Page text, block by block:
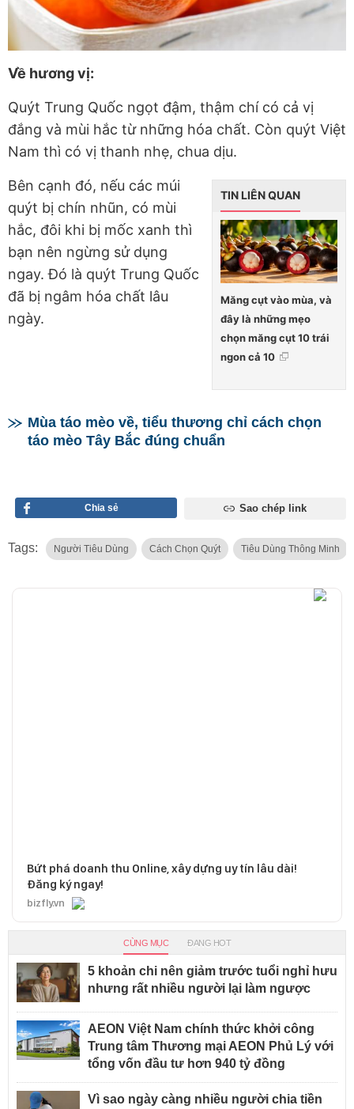
Về hương vị:
Quýt Trung Quốc ngọt đậm, thậm chí có cả vị
đắng và mùi hắc từ những hóa chất. Còn quýt Việt
Nam thì có vị thanh nhẹ, chua dịu.
TIN LIÊN QUAN
Măng cụt vào mùa, và
đây là những mẹo
chọn măng cụt 10 trái
ngon cả 10
Bên cạnh đó, nếu các múi
quýt bị chín nhũn, có mùi
hắc, đôi khi bị mốc xanh thì
bạn nên ngừng sử dụng
ngay. Đó là quýt Trung Quốc
đã bị ngâm hóa chất lâu
ngày.
Mùa táo mèo về, tiểu thương chỉ cách chọn
táo mèo Tây Bắc đúng chuẩn
Chia sẻ Sao chép link
Tags: Người Tiêu Dùng Cách Chọn Quýt Tiêu Dùng Thông Minh
Bứt phá doanh thu Online, xây dựng uy tín lâu dài!
Đăng ký ngay!
bizfly.vn
CÙNG MỤC ĐANG HOT
5 khoản chi nên giảm trước tuổi nghỉ hưu
nhưng rất nhiều người lại làm ngược
AEON Việt Nam chính thức khởi công
Trung tâm Thương mại AEON Phủ Lý với
tổng vốn đầu tư hơn 940 tỷ đồng
Vì sao ngày càng nhiều người chia tiền